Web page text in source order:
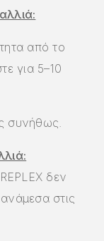
από το
για 5–10
συνήθως.
δεν
στις